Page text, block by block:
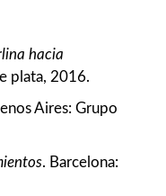
hacia
plata, 2016.
Aires: Grupo
. Barcelona: